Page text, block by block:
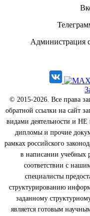
Администрация
© 2015-2026. Все права
обратной ссылки на сайт
видами деятельности и НЕ
дипломы и прочие
рамках российского
в написании учебных
соответствии с
специалисты
структурированию
заданному
является готовым